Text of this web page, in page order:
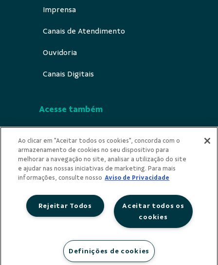
Imprensa
Canais de Atendimento
Ouvidoria
Canais Digitais
Acesse também
Indícios de Ilícitude
Privacidade
Ao clicar em "Aceitar todos os cookies", concorda com o
armazenamento de cookies no seu dispositivo para
melhorar a navegação no site, analisar a utilização do site
e ajudar nas nossas iniciativas de marketing. Para mais
informações, consulte nosso Aviso de Privacidade
Aceitar todos os
cookies
Rejeitar Todos
Definições de cookies